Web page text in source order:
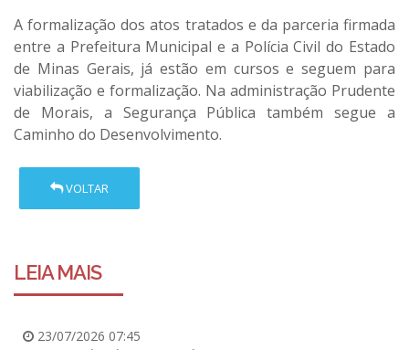
A formalização dos atos tratados e da parceria firmada
entre a Prefeitura Municipal e a Polícia Civil do Estado
de Minas Gerais, já estão em cursos e seguem para
viabilização e formalização. Na administração Prudente
de Morais, a Segurança Pública também segue a
Caminho do Desenvolvimento.
VOLTAR
LEIA MAIS
23/07/2026 07:45